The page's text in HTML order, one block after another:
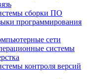
сборки ПО
программирования
сети
системы
контроля версий